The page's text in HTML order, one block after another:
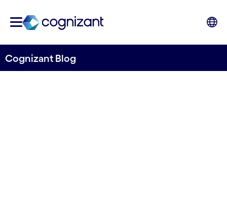
Cognizant Blog